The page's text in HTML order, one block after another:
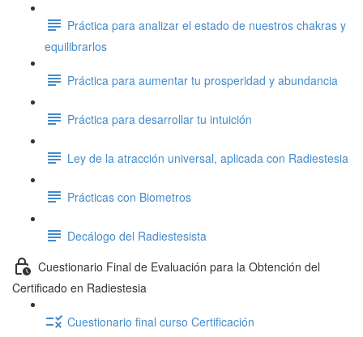
Práctica para analizar el estado de nuestros chakras y
equilibrarlos
Práctica para aumentar tu prosperidad y abundancia
Práctica para desarrollar tu intuición
Ley de la atracción universal, aplicada con Radiestesia
Prácticas con Biometros
Decálogo del Radiestesista
Cuestionario Final de Evaluación para la Obtención del
Certificado en Radiestesia
Cuestionario final curso Certificación